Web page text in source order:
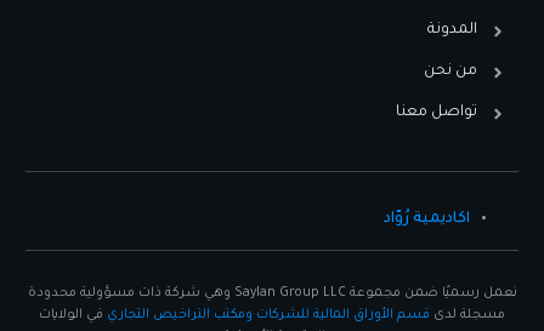
المدونة
من نحن
تواصل معنا
اكاديمية رُوّاد
نعمل رسميًا ضمن مجموعة Saylan Group LLC وهي شركة ذات مسؤولية محدودة
مسجلة لدى قسم الأوراق المالية للشركات ومكتب التراخيص التجاري في الولايات